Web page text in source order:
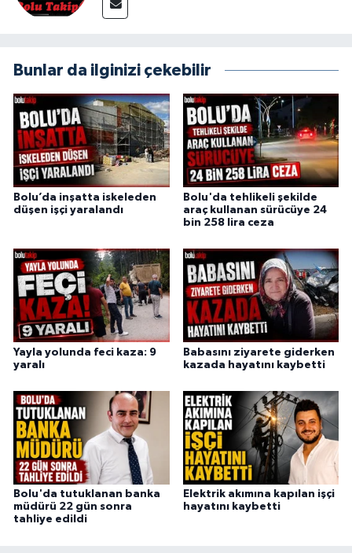
Bunlar da ilginizi çekebilir
Bolu’da inşatta iskeleden
düşen işçi yaralandı
Bolu'da tehlikeli şekilde
araç kullanan sürücüye 24
bin 258 lira ceza
Yayla yolunda feci kaza: 9
yaralı
Babasını ziyarete giderken
kazada hayatını kaybetti
Bolu'da tutuklanan banka
müdürü 22 gün sonra
tahliye edildi
Elektrik akımına kapılan işçi
hayatını kaybetti